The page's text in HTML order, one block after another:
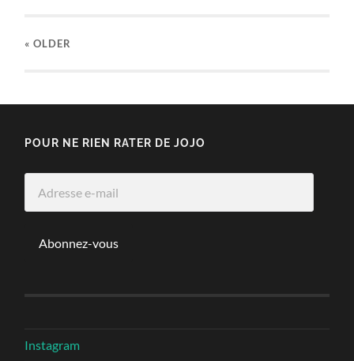
« OLDER
POUR NE RIEN RATER DE JOJO
Abonnez-vous
Instagram